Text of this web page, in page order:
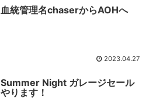
血統管理名chaserからAOHへ
2023.04.27
Summer Night ガレージセール
やります！